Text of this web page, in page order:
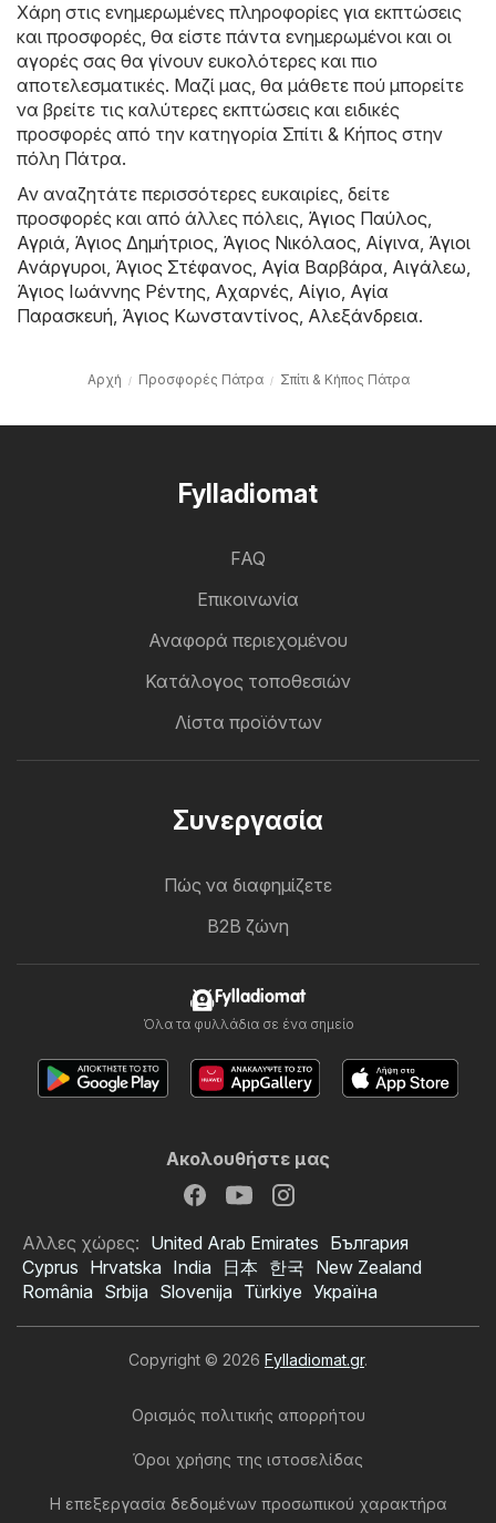
Χάρη στις ενημερωμένες πληροφορίες για εκπτώσεις
και προσφορές, θα είστε πάντα ενημερωμένοι και οι
αγορές σας θα γίνουν ευκολότερες και πιο
αποτελεσματικές. Μαζί μας, θα μάθετε πού μπορείτε
να βρείτε τις καλύτερες εκπτώσεις και ειδικές
προσφορές από την κατηγορία Σπίτι & Κήπος στην
πόλη Πάτρα.
Αν αναζητάτε περισσότερες ευκαιρίες, δείτε
προσφορές και από άλλες πόλεις, Άγιος Παύλος,
Αγριά, Άγιος Δημήτριος, Άγιος Νικόλαος, Αίγινα, Άγιοι
Ανάργυροι, Άγιος Στέφανος, Αγία Βαρβάρα, Αιγάλεω,
Άγιος Ιωάννης Ρέντης, Αχαρνές, Αίγιο, Αγία
Παρασκευή, Άγιος Κωνσταντίνος, Αλεξάνδρεια.
Αρχή Προσφορές Πάτρα Σπίτι & Κήπος Πάτρα
Fylladiomat
FAQ
Επικοινωνία
Αναφορά περιεχομένου
Κατάλογος τοποθεσιών
Λίστα προϊόντων
Συνεργασία
Πώς να διαφημίζετε
B2B ζώνη
Fylladiomat
Όλα τα φυλλάδια σε ένα σημείο
Ακολουθήστε μας
Αλλες χώρες: United Arab Emirates България
Cyprus Hrvatska India 日本 한국 New Zealand
România Srbija Slovenija Türkiye Україна
Copyright © 2026 Fylladiomat.gr.
Ορισμός πολιτικής απορρήτου
Όροι χρήσης της ιστοσελίδας
Η επεξεργασία δεδομένων προσωπικού χαρακτήρα